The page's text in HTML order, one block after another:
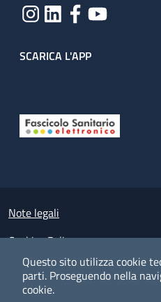
Questo sito utilizza cookie
parti. Proseguendo nella
cookie.
SCARICA L'APP
Small prints
Note legali
Cookies Policy
Policy privacy e protezione del
Albo pretorio on-line